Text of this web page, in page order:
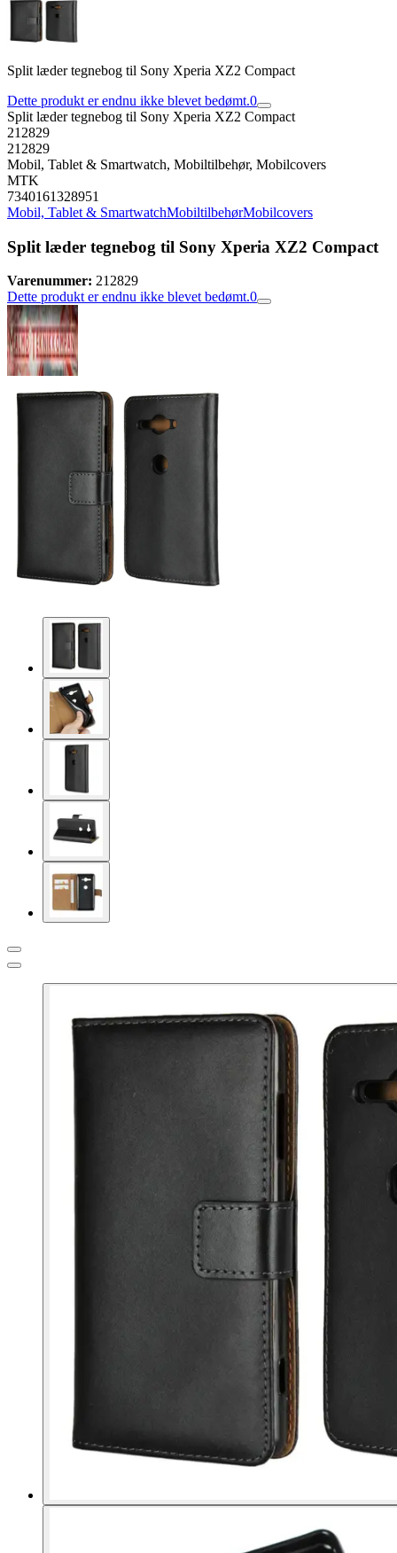
Split læder tegnebog til Sony Xperia XZ2 Compact
Dette produkt er endnu ikke blevet bedømt.0
Split læder tegnebog til Sony Xperia XZ2 Compact
212829
212829
Mobil, Tablet & Smartwatch, Mobiltilbehør, Mobilcovers
MTK
7340161328951
Mobil, Tablet & SmartwatchMobiltilbehørMobilcovers
Split læder tegnebog til Sony Xperia XZ2 Compact
Varenummer: 212829
Dette produkt er endnu ikke blevet bedømt.0